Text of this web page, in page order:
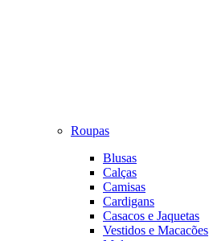
Roupas
Blusas
Calças
Camisas
Cardigans
Casacos e Jaquetas
Vestidos e Macacões